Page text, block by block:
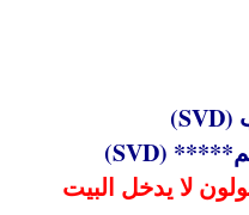
SVD
)
SVD
)
لا يدخل البيت